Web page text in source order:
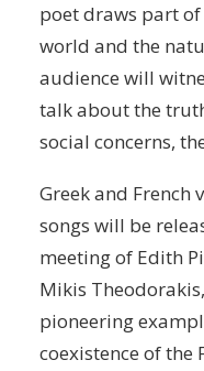
poet draws part
world and the
audience will
talk about the
social concerns,
Greek and French
songs will be
meeting of Edith
Mikis
pioneering
coexistence of the